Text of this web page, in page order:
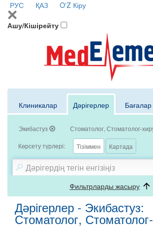
РУС ҚАЗ O'Z Кіру
Ашу/Кішірейту
Клиникалар Дәрігерлер Бағалар
Экибастуз Стоматолог, Стоматолог-
Көрсету түрлері: Тізіммен Картада
Фильтрларды жасыру
Дәрігерлер - Экибастуз:
Стоматолог,